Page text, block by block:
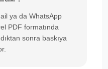
ya da WhatsApp
PDF formatında
sonra baskıya